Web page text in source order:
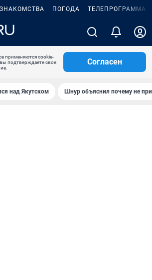
ЗНАКОМСТВА ПОГОДА ТЕЛЕПРОГРАММА
применяются cookie-
подтверждаете свое
Согласен
над Якутском Шнур объяснил почему не